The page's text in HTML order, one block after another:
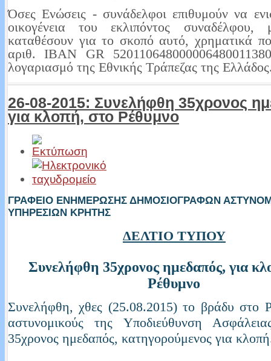
Όσες Ενώσεις - συνάδελφοι επιθυμούν να
οικογένεια του εκλιπόντος
καταθέσουν για το σκοπό αυτό, χρηματικά
αριθ. ΙΒΑΝ GR
λογαριασμό της Εθνικής Τράπεζας της
26-08-2015: Συνελήφθη 35χρονος
για κλοπή, στο Ρέθυμνο
ΓΡΑΦΕΙΟ ΕΝΗΜΕΡΩΣΗΣ ΔΗΜΟΣΙΟΓΡΑΦΩΝ
ΥΠΗΡΕΣΙΩΝ ΚΡΗΤΗΣ
ΔΕΛΤΙΟ ΤΥΠΟΥ
Συνελήφθη 35χρονος ημεδαπός, για
Ρέθυμνο
Συνελήφθη, χθες (25.08.2015) το βράδυ στο
αστυνομικούς της Υποδιεύθυνση
35χρονος ημεδαπός, κατηγορούμενος για